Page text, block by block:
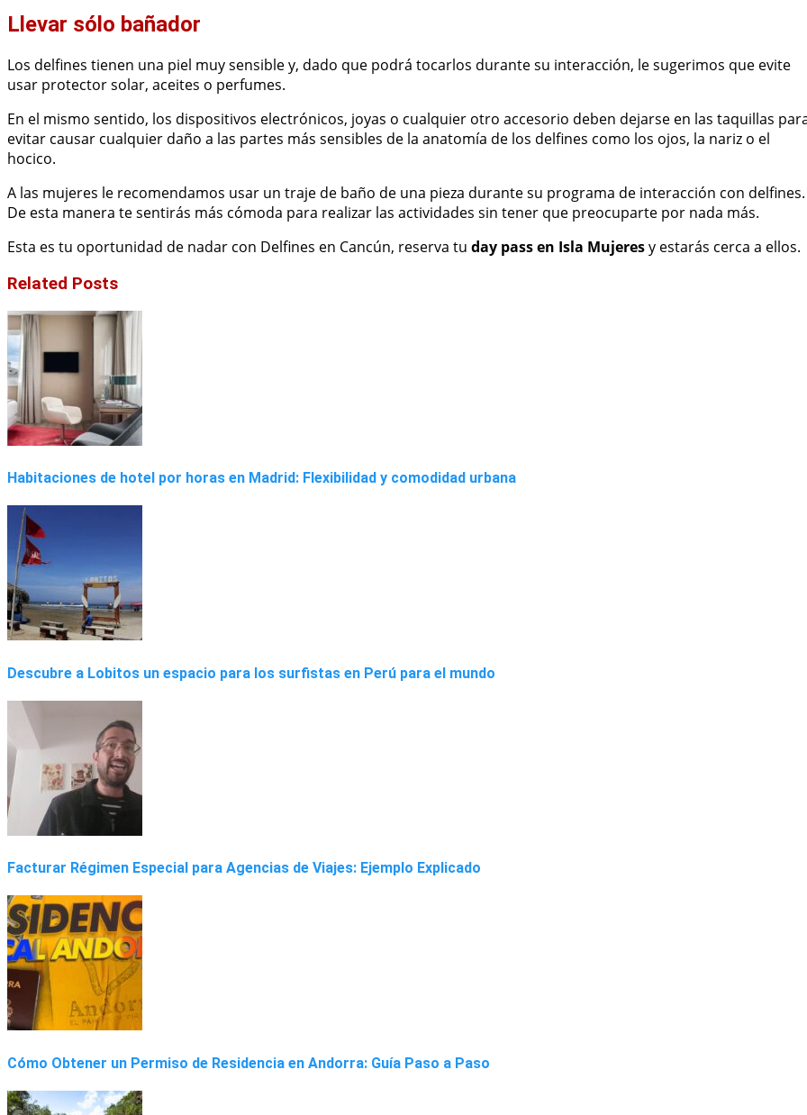
Llevar sólo bañador
Los delfines tienen una piel muy sensible y, dado que podrá tocarlos durante su interacción, le sugerimos que evite
usar protector solar, aceites o perfumes.
En el mismo sentido, los dispositivos electrónicos, joyas o cualquier otro accesorio deben dejarse en las taquillas
evitar causar cualquier daño a las partes más sensibles de la anatomía de los delfines como los ojos, la nariz o el
hocico.
A las mujeres le recomendamos usar un traje de baño de una pieza durante su programa de interacción con delfines.
De esta manera te sentirás más cómoda para realizar las actividades sin tener que preocuparte por nada más.
Esta es tu oportunidad de nadar con Delfines en Cancún, reserva tu day pass en Isla Mujeresy estarás cerca a ellos.
Related Posts
Habitaciones de hotel por horas en Madrid: Flexibilidad y comodidad urbana
Descubre a Lobitos un espacio para los surfistas en Perú para el mundo
Facturar Régimen Especial para Agencias de Viajes: Ejemplo Explicado
Cómo Obtener un Permiso de Residencia en Andorra: Guía Paso a Paso